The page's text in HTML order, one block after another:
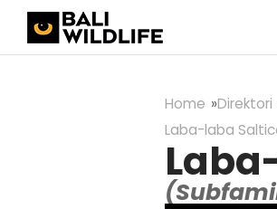
Home Direktori
Laba-laba